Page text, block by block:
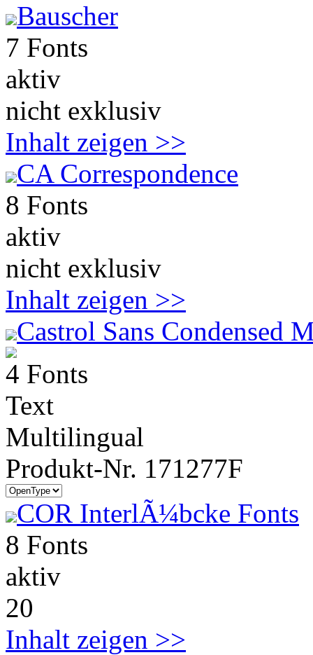
Bauscher
7 Fonts
aktiv
nicht exklusiv
Inhalt zeigen >>
CA Correspondence
8 Fonts
aktiv
nicht exklusiv
Inhalt zeigen >>
Castrol Sans Condensed
4 Fonts
Text
Multilingual
Produkt-Nr. 171277F
COR InterlÃ¼bcke Fonts
8 Fonts
aktiv
20
Inhalt zeigen >>